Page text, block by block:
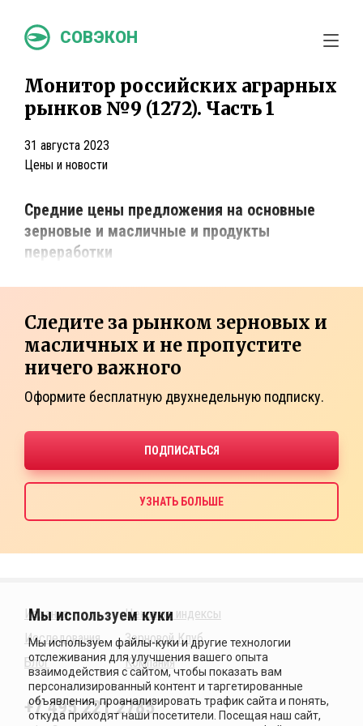
СОВЭКОН
Монитор российских аграрных
рынков №9 (1272). Часть 1
31 августа 2023
Цены и новости
Средние цены предложения на основные
зерновые и масличные и продукты
переработки
Следите за рынком зерновых и
масличных и не пропустите
ничего важного
Оформите бесплатную двухнедельную подписку.
Издания
Исследования
Блог
Ценовые индексы
Зерновой Клуб
Компания
+7 495 221 2785